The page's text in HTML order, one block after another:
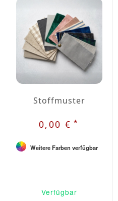
Stoffmuster
0,00 €*
Weitere Farben verfügbar
Verfügbar